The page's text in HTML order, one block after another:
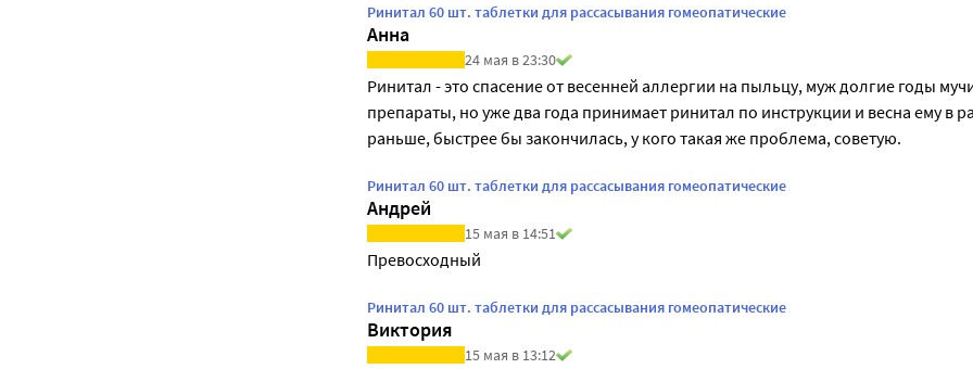
Ринитал 60 шт. таблетки для рассасывания гомеопатические
Анна
24 мая в 23:30
Ринитал - это спасение от весенней аллергии на пыльцу, муж долгие годы
препараты, но уже два года принимает ринитал по инструкции и весна ему в
раньше, быстрее бы закончилась, у кого такая же проблема, советую.
Ринитал 60 шт. таблетки для рассасывания гомеопатические
Андрей
15 мая в 14:51
Превосходный
Ринитал 60 шт. таблетки для рассасывания гомеопатические
Виктория
15 мая в 13:12